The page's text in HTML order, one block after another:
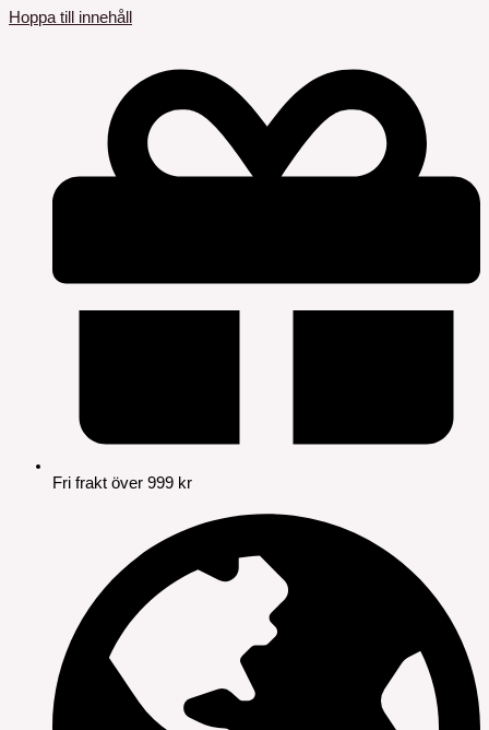
Hoppa till innehåll
Fri frakt över 999 kr